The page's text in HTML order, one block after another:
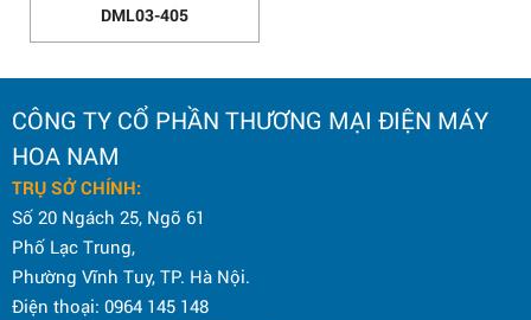
DML03-405
CÔNG TY CỔ PHẦN THƯƠNG MẠI ĐIỆN MÁY
HOA NAM
TRỤ SỞ CHÍNH:
Số 20 Ngách 25, Ngõ 61
Phố Lạc Trung,
Phường Vĩnh Tuy, TP. Hà Nội.
Điện thoại: 0964 145 148